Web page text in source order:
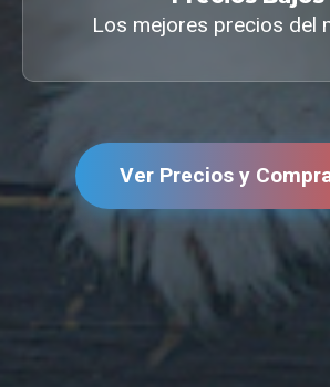
Los mejores precios del
Ver Precios y